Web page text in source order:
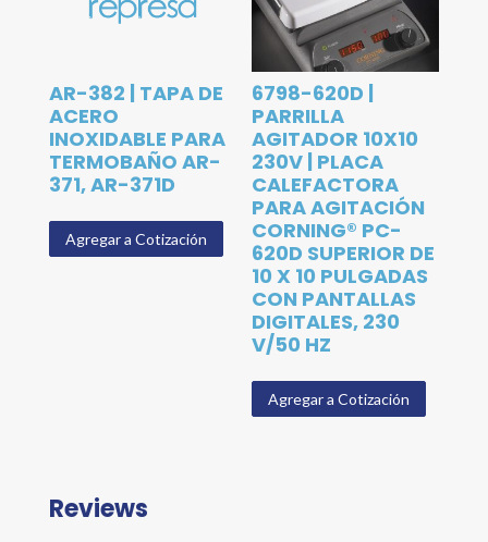
AR-382 | TAPA DE
ACERO
INOXIDABLE PARA
TERMOBAÑO AR-
371, AR-371D
Agregar a Cotización
6798-620D |
PARRILLA
AGITADOR 10X10
230V | PLACA
CALEFACTORA
PARA AGITACIÓN
CORNING® PC-
620D SUPERIOR DE
10 X 10 PULGADAS
CON PANTALLAS
DIGITALES, 230
V/50 HZ
Agregar a Cotización
Reviews